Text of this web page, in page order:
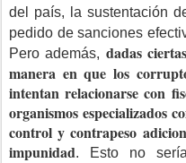
del país, la sustentación
pedido de sanciones
Pero además, dadas
manera en que los
intentan relacionarse con
organismos especializados
control y contrapeso
impunidad. Esto no